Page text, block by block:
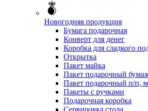
Новогодняя продукция
Бумага подарочная
Конверт для денег
Коробка для сладкого
Открытка
Пакет майка
Пакет подарочный
Пакет подарочный п/п,
Пакеты с ручками
Подарочная коробка
Сервировка стола